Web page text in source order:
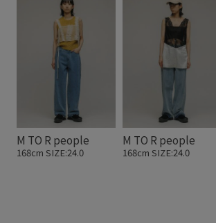
M TO R people
168cm SIZE:24.0
M TO R people
168cm SIZE:24.0